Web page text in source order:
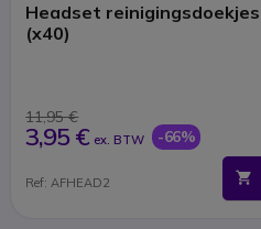
Headset reinigingsdoekjes
(x40)
11,95 €
3,95 € ex. BTW -66%
Ref: AFHEAD2